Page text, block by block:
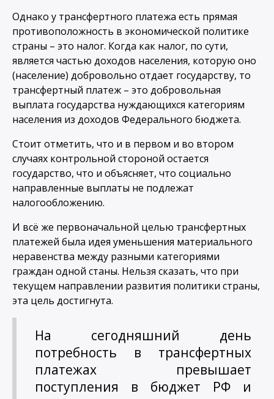
Однако у трансфертного платежа есть прямая
противоположность в экономической политике
страны – это налог. Когда как налог, по сути,
является частью доходов населения, которую оно
(население) добровольно отдает государству, то
трансфертный платеж – это добровольная
выплата государства нуждающихся категориям
населения из доходов Федерального бюджета.
Стоит отметить, что и в первом и во втором
случаях контрольной стороной остается
государство, что и объясняет, что социально
направленные выплаты не подлежат
налогообложению.
И всё же первоначальной целью трансфертных
платежей была идея уменьшения материального
неравенства между разными категориями
граждан одной станы. Нельзя сказать, что при
текущем направлении развития политики страны,
эта цель достигнута.
На сегодняшний день
потребность в трансфертных
платежах превышает
поступления в бюджет РФ и